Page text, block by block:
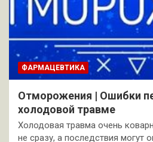
ФАРМАЦЕВТИКА
Отморожения | Ошибки
холодовой травме
Холодовая травма очень
не сразу, а последствия могут